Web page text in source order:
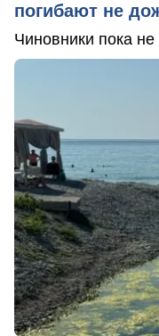
погибают не
Чиновники пока